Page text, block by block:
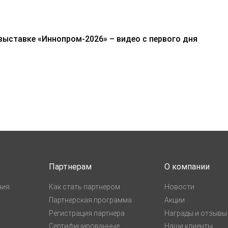
«Иннопром-2026» – видео с первого дня
Партнерам
Как стать партнером
Партнерская программа
Регистрация партнера
Сертифицированные
О компании
Новости
Акции
Награды и отзывы
Наши клиенты